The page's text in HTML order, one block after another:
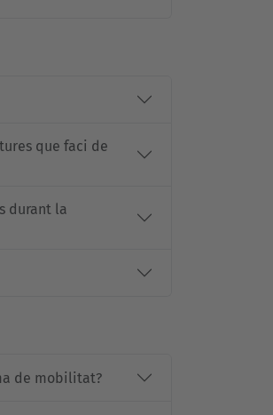
que faci de
durant la
de mobilitat?